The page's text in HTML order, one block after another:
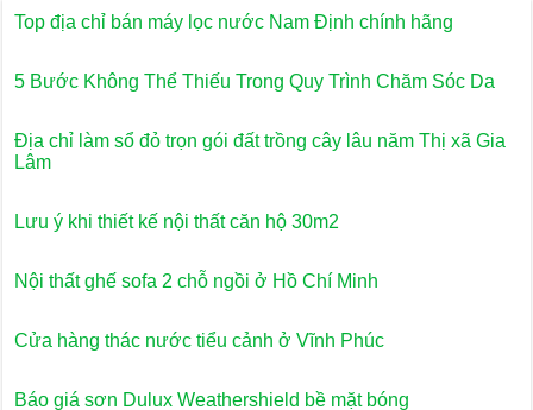
Top địa chỉ bán máy lọc nước Nam Định chính hãng
5 Bước Không Thể Thiếu Trong Quy Trình Chăm Sóc Da
Địa chỉ làm sổ đỏ trọn gói đất trồng cây lâu năm Thị xã Gia
Lâm
Lưu ý khi thiết kế nội thất căn hộ 30m2
Nội thất ghế sofa 2 chỗ ngồi ở Hồ Chí Minh
Cửa hàng thác nước tiểu cảnh ở Vĩnh Phúc
Báo giá sơn Dulux Weathershield bề mặt bóng